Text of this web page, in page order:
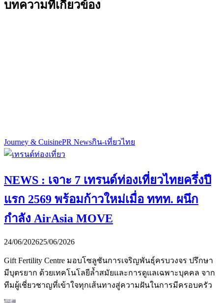
บทความที่เกี่ยวข้อง
Journey & CuisinePR Newsกิน-เที่ยวไทย
NEWS : เจาะ 7 เทรนด์ท่องเที่ยวไทยครึ่งปี
แรก 2569 พร้อมก้าวใหม่เมื่อ ททท. ผนึก
กำลัง AirAsia MOVE
24/06/202625/06/2026
Gift Fertility Centre มอบโซลูชันการเจริญพันธุ์ครบวงจร ปรึกษา
มีบุตรยาก ด้วยเทคโนโลยีล้ำสมัยและการดูแลเฉพาะบุคคล จาก
ทีมผู้เชี่ยวชาญที่เข้าใจทุกเส้นทางสู่ความฝันในการมีครอบครัว